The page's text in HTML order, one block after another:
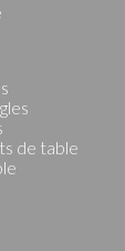
de table